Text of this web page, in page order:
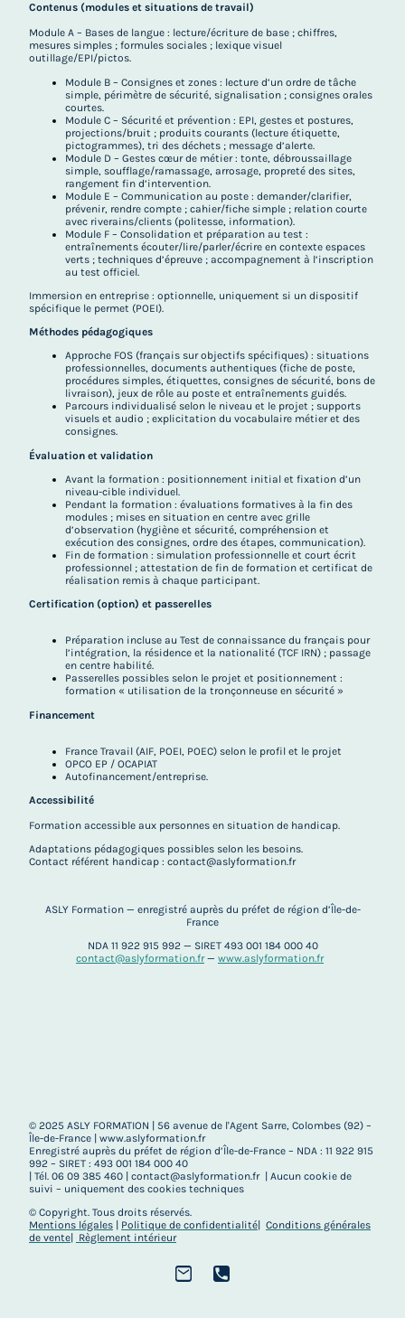
Contenus (modules et situations de travail)
Module A – Bases de langue : lecture/écriture de base ; chiffres,
mesures simples ; formules sociales ; lexique visuel
outillage/EPI/pictos.
Module B – Consignes et zones : lecture d’un ordre de tâche
simple, périmètre de sécurité, signalisation ; consignes orales
courtes.
Module C – Sécurité et prévention : EPI, gestes et postures,
projections/bruit ; produits courants (lecture étiquette,
pictogrammes), tri des déchets ; message d’alerte.
Module D – Gestes cœur de métier : tonte, débroussaillage
simple, soufflage/ramassage, arrosage, propreté des sites,
rangement fin d’intervention.
Module E – Communication au poste : demander/clarifier,
prévenir, rendre compte ; cahier/fiche simple ; relation courte
avec riverains/clients (politesse, information).
Module F – Consolidation et préparation au test :
entraînements écouter/lire/parler/écrire en contexte espaces
verts ; techniques d’épreuve ; accompagnement à l’inscription
au test officiel.
Immersion en entreprise : optionnelle, uniquement si un dispositif
spécifique le permet (POEI).
Méthodes pédagogiques
Approche FOS (français sur objectifs spécifiques) : situations
professionnelles, documents authentiques (fiche de poste,
procédures simples, étiquettes, consignes de sécurité, bons de
livraison), jeux de rôle au poste et entraînements guidés.
Parcours individualisé selon le niveau et le projet ; supports
visuels et audio ; explicitation du vocabulaire métier et des
consignes.
Évaluation et validation
Avant la formation : positionnement initial et fixation d’un
niveau-cible individuel.
Pendant la formation : évaluations formatives à la fin des
modules ; mises en situation en centre avec grille
d’observation (hygiène et sécurité, compréhension et
exécution des consignes, ordre des étapes, communication).
Fin de formation : simulation professionnelle et court écrit
professionnel ; attestation de fin de formation et certificat de
réalisation remis à chaque participant.
Certification (option) et passerelles
Préparation incluse au Test de connaissance du français pour
l’intégration, la résidence et la nationalité (TCF IRN) ; passage
en centre habilité.
Passerelles possibles selon le projet et positionnement :
formation « utilisation de la tronçonneuse en sécurité »
Financement
France Travail (AIF, POEI, POEC) selon le profil et le projet
OPCO EP / OCAPIAT
Autofinancement/entreprise.
Accessibilité
Formation accessible aux personnes en situation de handicap.
Adaptations pédagogiques possibles selon les besoins.
Contact référent handicap : contact@aslyformation.fr
ASLY Formation — enregistré auprès du préfet de région d’Île-de-
France
NDA 11 922 915 992 — SIRET 493 001 184 000 40
contact@aslyformation.fr— www.aslyformation.fr
© 2025 ASLY FORMATION | 56 avenue de l'Agent Sarre, Colombes (92) –
Île-de-France | www.aslyformation.fr
Enregistré auprès du préfet de région d’Île-de-France – NDA : 11 922 915
992 – SIRET : 493 001 184 000 40
| Tél. 06 09 385 460 | contact@aslyformation.fr | Aucun cookie de
suivi – uniquement des cookies techniques
© Copyright. Tous droits réservés.
Mentions légales
Politique de confidentialité
Conditions générales
de vente
Règlement intérieur